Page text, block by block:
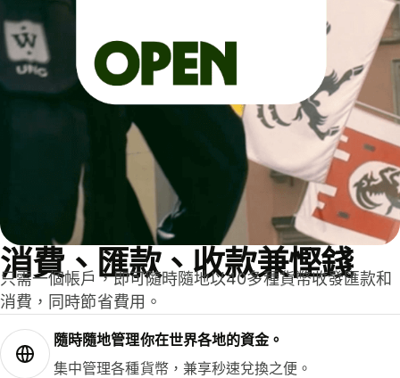
消費、匯款、收款兼慳錢
只需一個帳戶，即可隨時隨地以40多種貨幣收發匯款和
消費，同時節省費用。
隨時隨地管理你在世界各地的資金。
集中管理各種貨幣，兼享秒速兌換之便。